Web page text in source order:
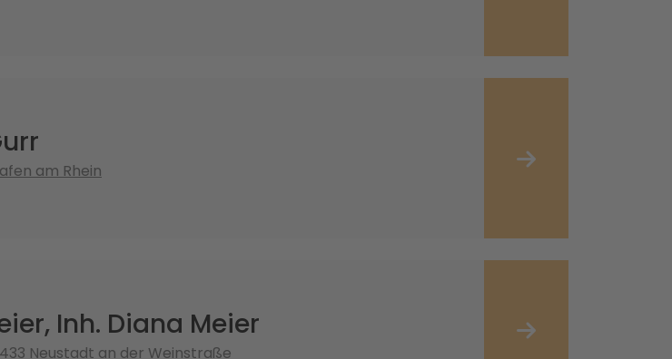
am Rhein
Inh. Diana Meier
Neustadt an der Weinstraße